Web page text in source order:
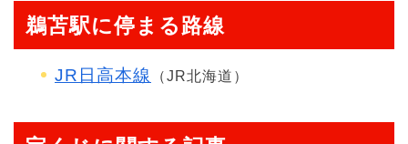
鵜苫駅に停まる路線
JR日高本線 （JR北海道）